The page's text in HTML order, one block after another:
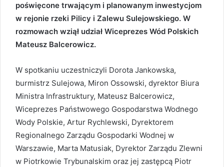
poświęcone trwającym i planowanym inwestycjom
w rejonie rzeki Pilicy i Zalewu Sulejowskiego. W
rozmowach wziął udział Wiceprezes Wód Polskich
Mateusz Balcerowicz.
W spotkaniu uczestniczyli Dorota Jankowska,
burmistrz Sulejowa, Miron Ossowski, dyrektor Biura
Ministra Infrastruktury, Mateusz Balcerowicz,
Wiceprezes Państwowego Gospodarstwa Wodnego
Wody Polskie, Artur Rychlewski, Dyrektorem
Regionalnego Zarządu Gospodarki Wodnej w
Warszawie, Marta Matusiak, Dyrektor Zarządu Zlewni
w Piotrkowie Trybunalskim oraz jej zastępcą Piotr